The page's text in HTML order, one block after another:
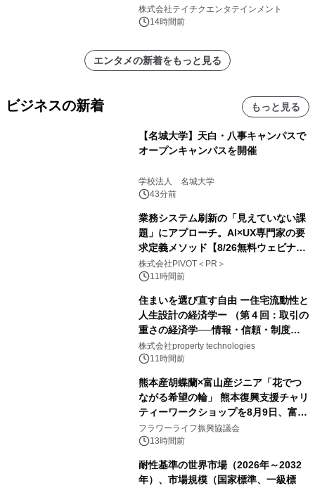
株式会社テイチクエンタテインメント
14時間前
エンタメの新着をもっと見る
ビジネスの新着 もっと見る
【名城大学】天白・八事キャンパスで
オープンキャンパスを開催
学校法人 名城大学
43分前
業務システム刷新の「見えていない課
題」にアプローチ。AI×UX専門家の要
求定義メソッド【8/26無料ウェビナ
ー】株式会社PIVOT
株式会社PIVOT＜PR＞
11時間前
住まいを選び直す自由 ー住宅流動性と
人生設計の経済学ー （第４回：取引の
重さの経済学──情報・信頼・制度を
PropTechはどう組み替えるか）｜
PropTech-Lab
株式会社property technologies
11時間前
熊本産胡蝶蘭×富山産ジニア「花でつ
ながる希望の輪」 熊本復興支援チャリ
ティーワークショップを8月9日、富
山・射水で開催
フラワーライフ振興協議会
13時間前
耐性基準の世界市場（2026年～2032
年）、市場規模（国家標準、一級標